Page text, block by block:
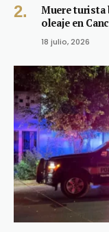
Muere turista
oleaje en
18 julio, 2026